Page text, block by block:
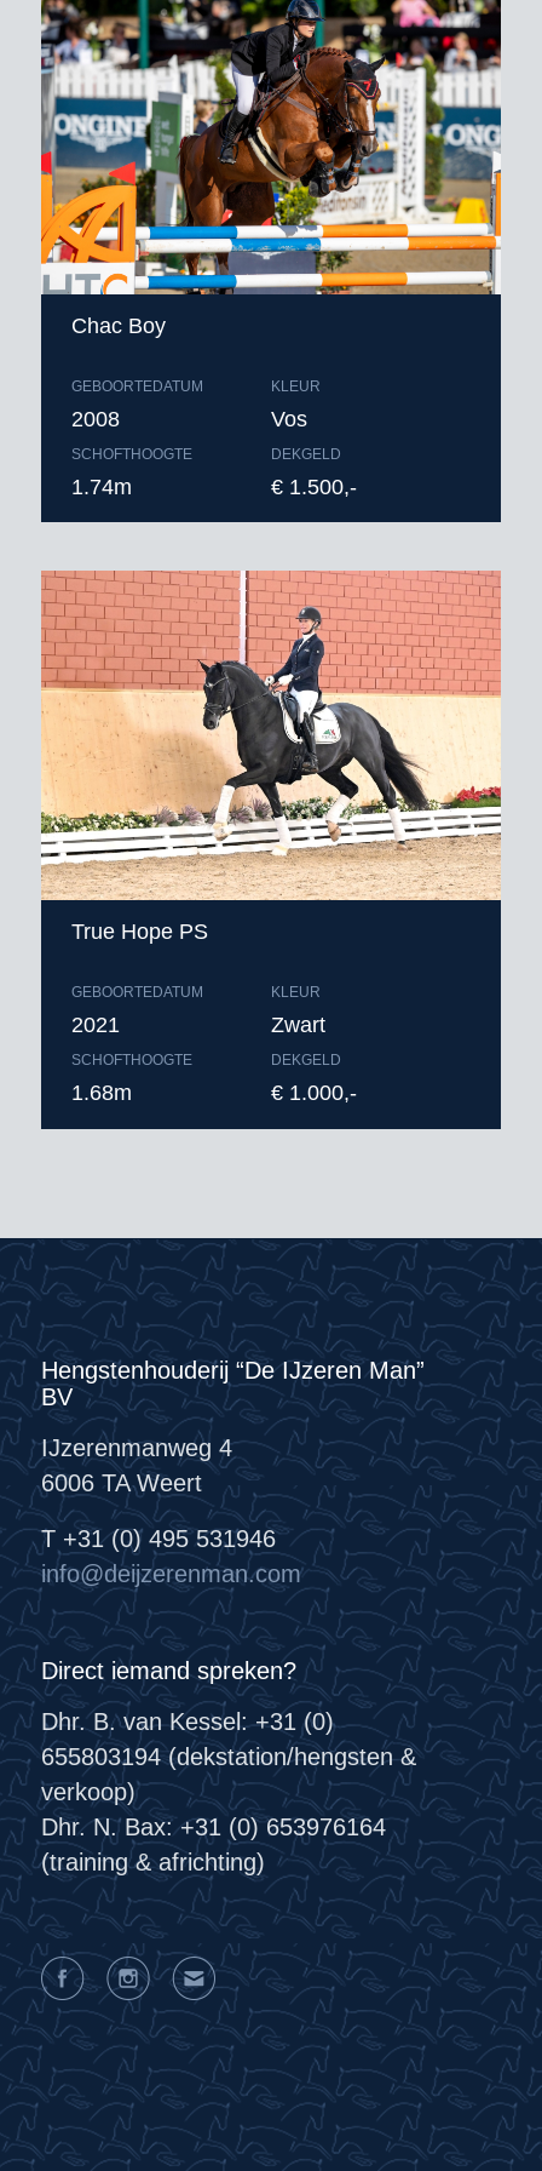
Chac Boy
GEBOORTEDATUM
2008
SCHOFTHOOGTE
1.74m
KLEUR
Vos
DEKGELD
€ 1.500,-
True Hope PS
GEBOORTEDATUM
2021
SCHOFTHOOGTE
1.68m
KLEUR
Zwart
DEKGELD
€ 1.000,-
Hengstenhouderij “De IJzeren Man”
BV
IJzerenmanweg 4
6006 TA Weert
T +31 (0) 495 531946
info@deijzerenman.com
Direct iemand spreken?
Dhr. B. van Kessel: +31 (0)
655803194 (dekstation/hengsten &
verkoop)
Dhr. N. Bax: +31 (0) 653976164
(training & africhting)